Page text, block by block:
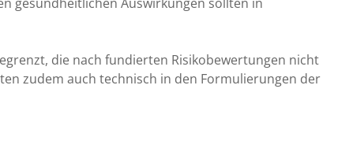
die nach fundierten Risikobewertungen nicht
zudem auch technisch in den Formulierungen der